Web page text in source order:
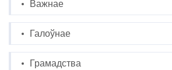
Важнае
Галоўнае
Грамадства